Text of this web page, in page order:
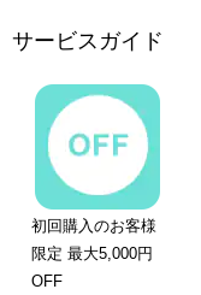
サービスガイド
初回購入のお客様
限定 最大5,000円
OFF